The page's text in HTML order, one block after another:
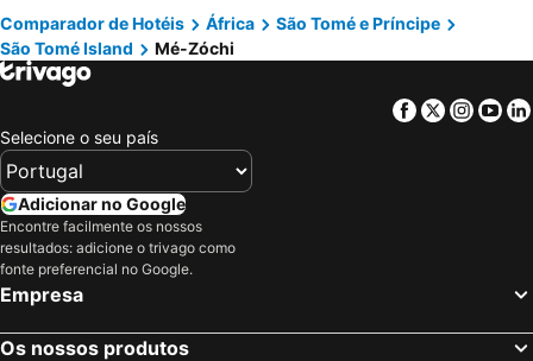
Hotéis em Sul de Espanha
Hotéis em Maiorca
Hotéis em Ibiza
Hotéis em Ilha do Sal
Hotéis em Douro
Hotéis em Serra da Estrela
Hotéis em Costa do Sol
Hotéis em Tenerife
Comparador de Hotéis África
São Tomé e Príncipe
São Tomé Island
Mé-Zóchi
Facebook
Twitter
Selecione o seu país
Adicionar no Google
Encontre facilmente os nossos
resultados: adicione o trivago como
fonte preferencial no Google.
Empresa
Os nossos produtos